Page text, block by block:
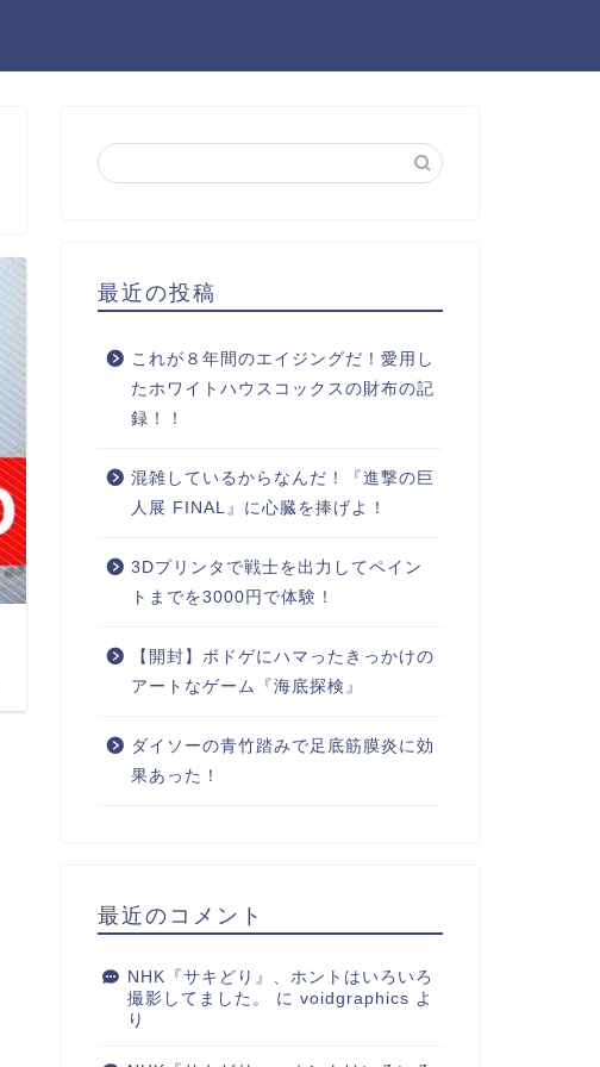
最近の投稿
これが８年間のエイジングだ！愛用し
たホワイトハウスコックスの財布の記
録！！
混雑しているからなんだ！『進撃の巨
人展 FINAL』に心臓を捧げよ！
3Dプリンタで戦士を出力してペイン
トまでを3000円で体験！
【開封】ボドゲにハマったきっかけの
アートなゲーム『海底探検』
ダイソーの青竹踏みで足底筋膜炎に効
果あった！
最近のコメント
NHK『サキどり』、ホントはいろいろ
撮影してました。
に voidgraphics よ
り